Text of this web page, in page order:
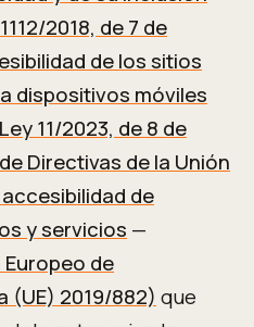
2018, de 7 de
de los sitios
dispositivos móviles
Ley 11/2023, de 8 de
Directivas de la Unión
de
y servicios —
de
(UE) 2019/882) que